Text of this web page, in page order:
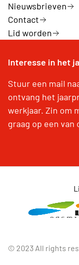
Nieuwsbrieven
Contact
Lid worden
Interesse in het
Stuur een mail
ontvang het
werkjaar. Zin om
graag op een
© 2023 All rights